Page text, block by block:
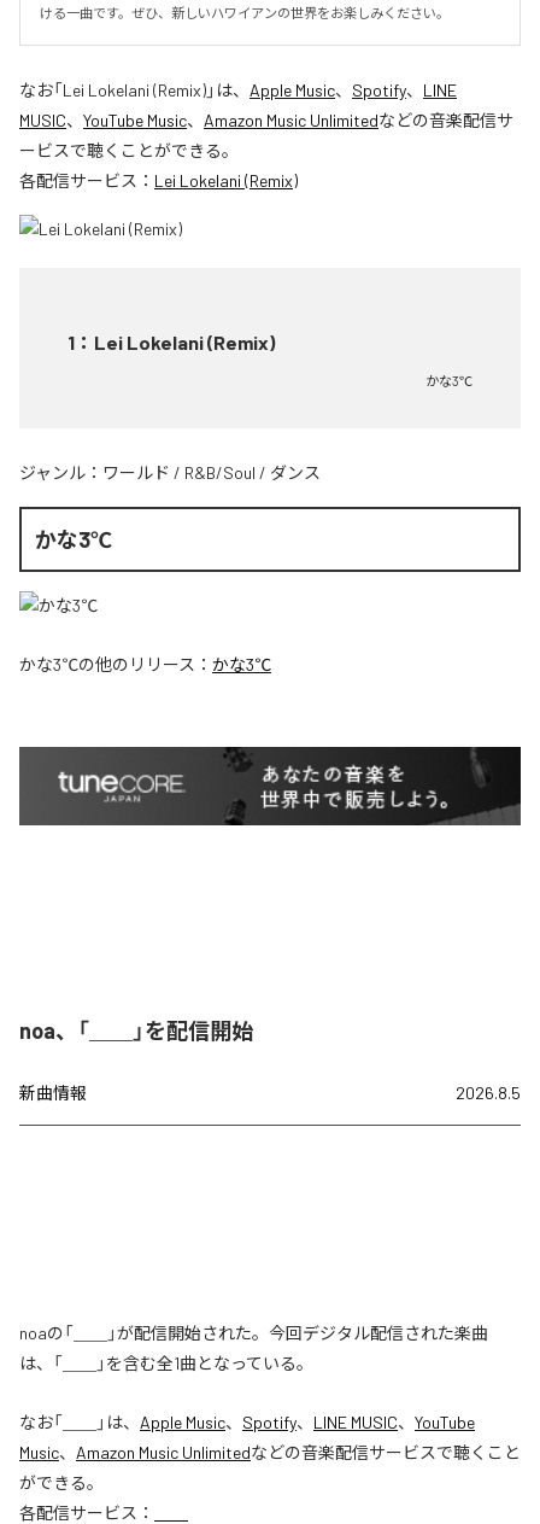
ける一曲です。ぜひ、新しいハワイアンの世界をお楽しみください。
なお「Lei Lokelani (Remix)」は、 Apple Music、 Spotify、 LINE
MUSIC、 YouTube Music、 Amazon Music Unlimitedなどの音楽配信サ
ービスで聴くことができる。
各配信サービス： Lei Lokelani (Remix)
1 ： Lei Lokelani (Remix)
かな3℃
ジャンル： ワールド / R&B/Soul / ダンス
かな3℃
かな3℃の他のリリース： かな3℃
noa、「＿＿」を配信開始
新曲情報 2026.8.5
noaの「＿＿」が配信開始された。今回デジタル配信された楽曲
は、「＿＿」を含む全1曲となっている。
なお「 」は、 Apple Music、 Spotify、 LINE MUSIC、 YouTube
Music、 Amazon Music Unlimitedなどの音楽配信サービスで聴くこと
ができる。
各配信サービス：